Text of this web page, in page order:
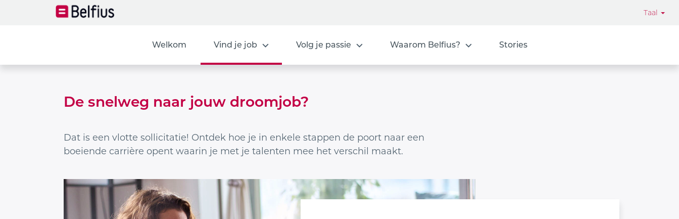
Taal
Welkom Vind je job Volg je passie Waarom Belfius? Stories
De snelweg naar jouw droomjob?
Dat is een vlotte sollicitatie! Ontdek hoe je in enkele stappen de poort naar een
boeiende carrière opent waarin je met je talenten mee het verschil maakt.